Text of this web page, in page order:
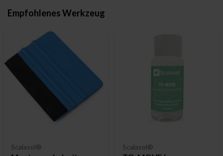
Empfohlenes Werkzeug
Scalasol® Scalasol®